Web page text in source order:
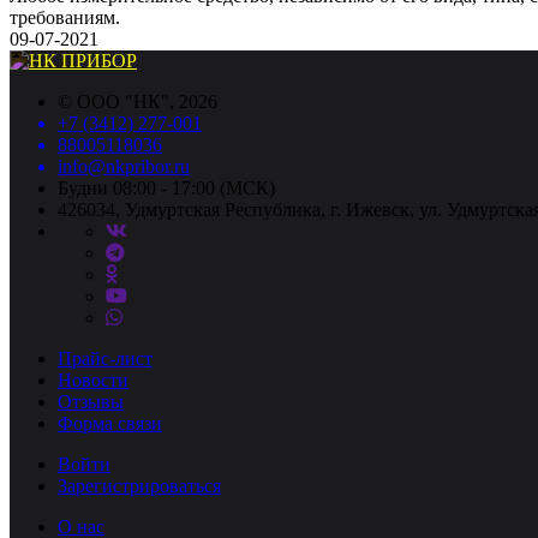
требованиям.
09-07-2021
© ООО "НК", 2026
+7 (3412) 277-001
88005118036
info@nkpribor.ru
Будни 08:00 - 17:00 (МСК)
426034, Удмуртская Республика, г. Ижевск, ул.
Прайс-лист
Новости
Отзывы
Форма связи
Войти
Зарегистрироваться
О нас